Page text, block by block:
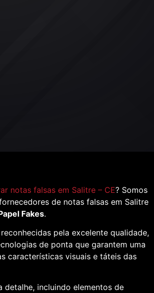
notas falsas em Salitre – CE? Somos
de notas falsas em Salitre
Fakes.
pela excelente qualidade,
de ponta que garantem uma
características visuais e táteis das
detalhe, incluindo elementos de